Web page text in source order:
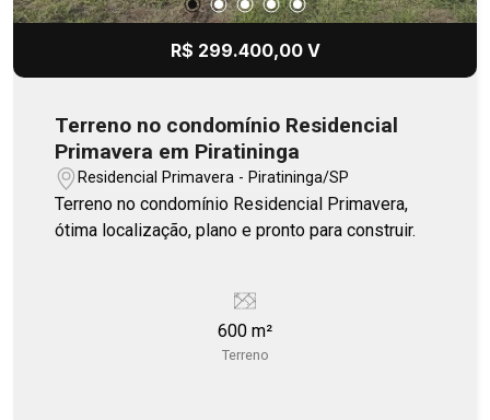
R$ 299.400,00 V
Terreno no condomínio Residencial
Primavera em Piratininga
Residencial Primavera - Piratininga/SP
Terreno no condomínio Residencial Primavera,
ótima localização, plano e pronto para construir.
600 m²
Terreno